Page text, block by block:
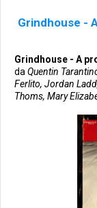
Grindhouse -
Grindhouse - A
da Quentin
Ferlito, Jordan
Thoms, Mary